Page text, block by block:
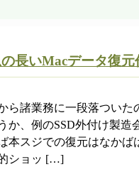
の長いMacデータ復
ら諸業務に一段落ついた
か、例のSSD外付け製造
本スジでの復元はなかば
ショッ […]